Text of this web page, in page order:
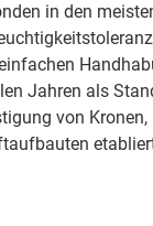
in den
Jahren als
von Kronen,